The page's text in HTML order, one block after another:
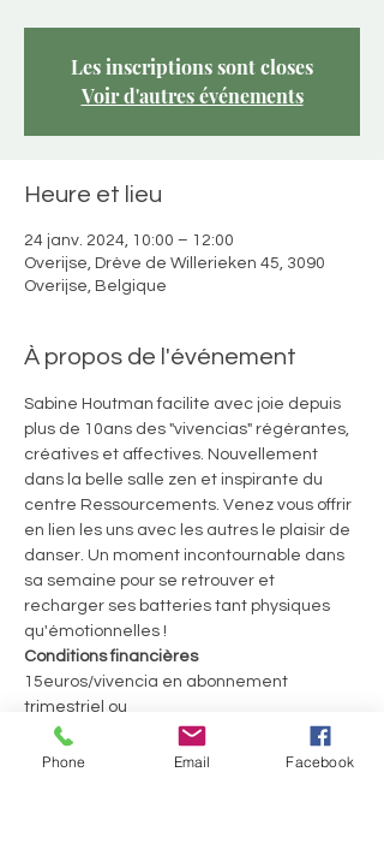
Les inscriptions sont closes
Voir d'autres événements
Heure et lieu
24 janv. 2024, 10:00 – 12:00
Overijse, Drève de Willerieken 45, 3090
Overijse, Belgique
À propos de l'événement
Sabine Houtman facilite avec joie depuis
plus de 10ans des "vivencias" régérantes,
créatives et affectives. Nouvellement
dans la belle salle zen et inspirante du
centre Ressourcements. Venez vous offrir
en lien les uns avec les autres le plaisir de
danser. Un moment incontournable dans
sa semaine pour se retrouver et
recharger ses batteries tant physiques
qu'émotionnelles !
Conditions financières
15euros/vivencia en abonnement
trimestriel ou
20€ la séance
60euros le Welcome Pack pour 4 séances
Phone Email Facebook